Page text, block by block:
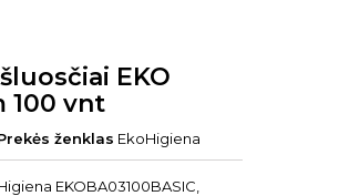
EKO
100 vnt
ženklas EkoHigiena
EKOBA03100BASIC,